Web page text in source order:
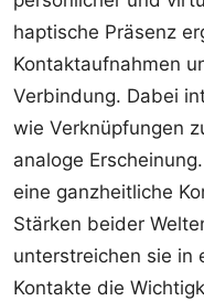
haptische Präsenz
Kontaktaufnahmen
Verbindung. Dabei
wie Verknüpfungen
analoge
eine ganzheitliche
Stärken beider
unterstreichen sie in
Kontakte die